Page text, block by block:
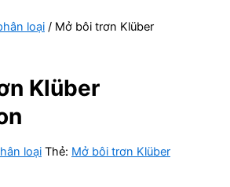
loại / Mở bôi trơn Klüber
Klüber
loại Thẻ: Mở bôi trơn Klüber